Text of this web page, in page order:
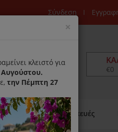
Σύνδεση
€0
Επισκευές
× Close
κλειστό για
Αυγούστου.
την Πέμπτη 27